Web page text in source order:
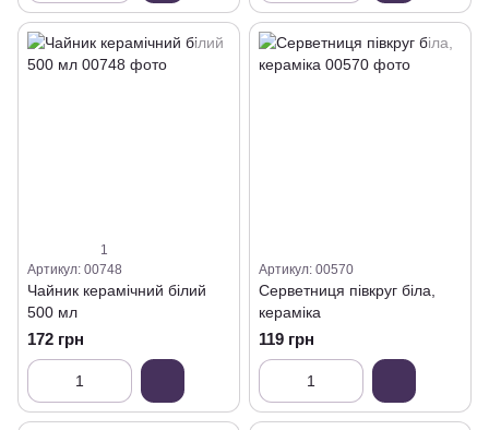
1
Артикул: 00748
Чайник керамічний білий
500 мл
172 грн
Артикул: 00570
Серветниця півкруг біла,
кераміка
119 грн